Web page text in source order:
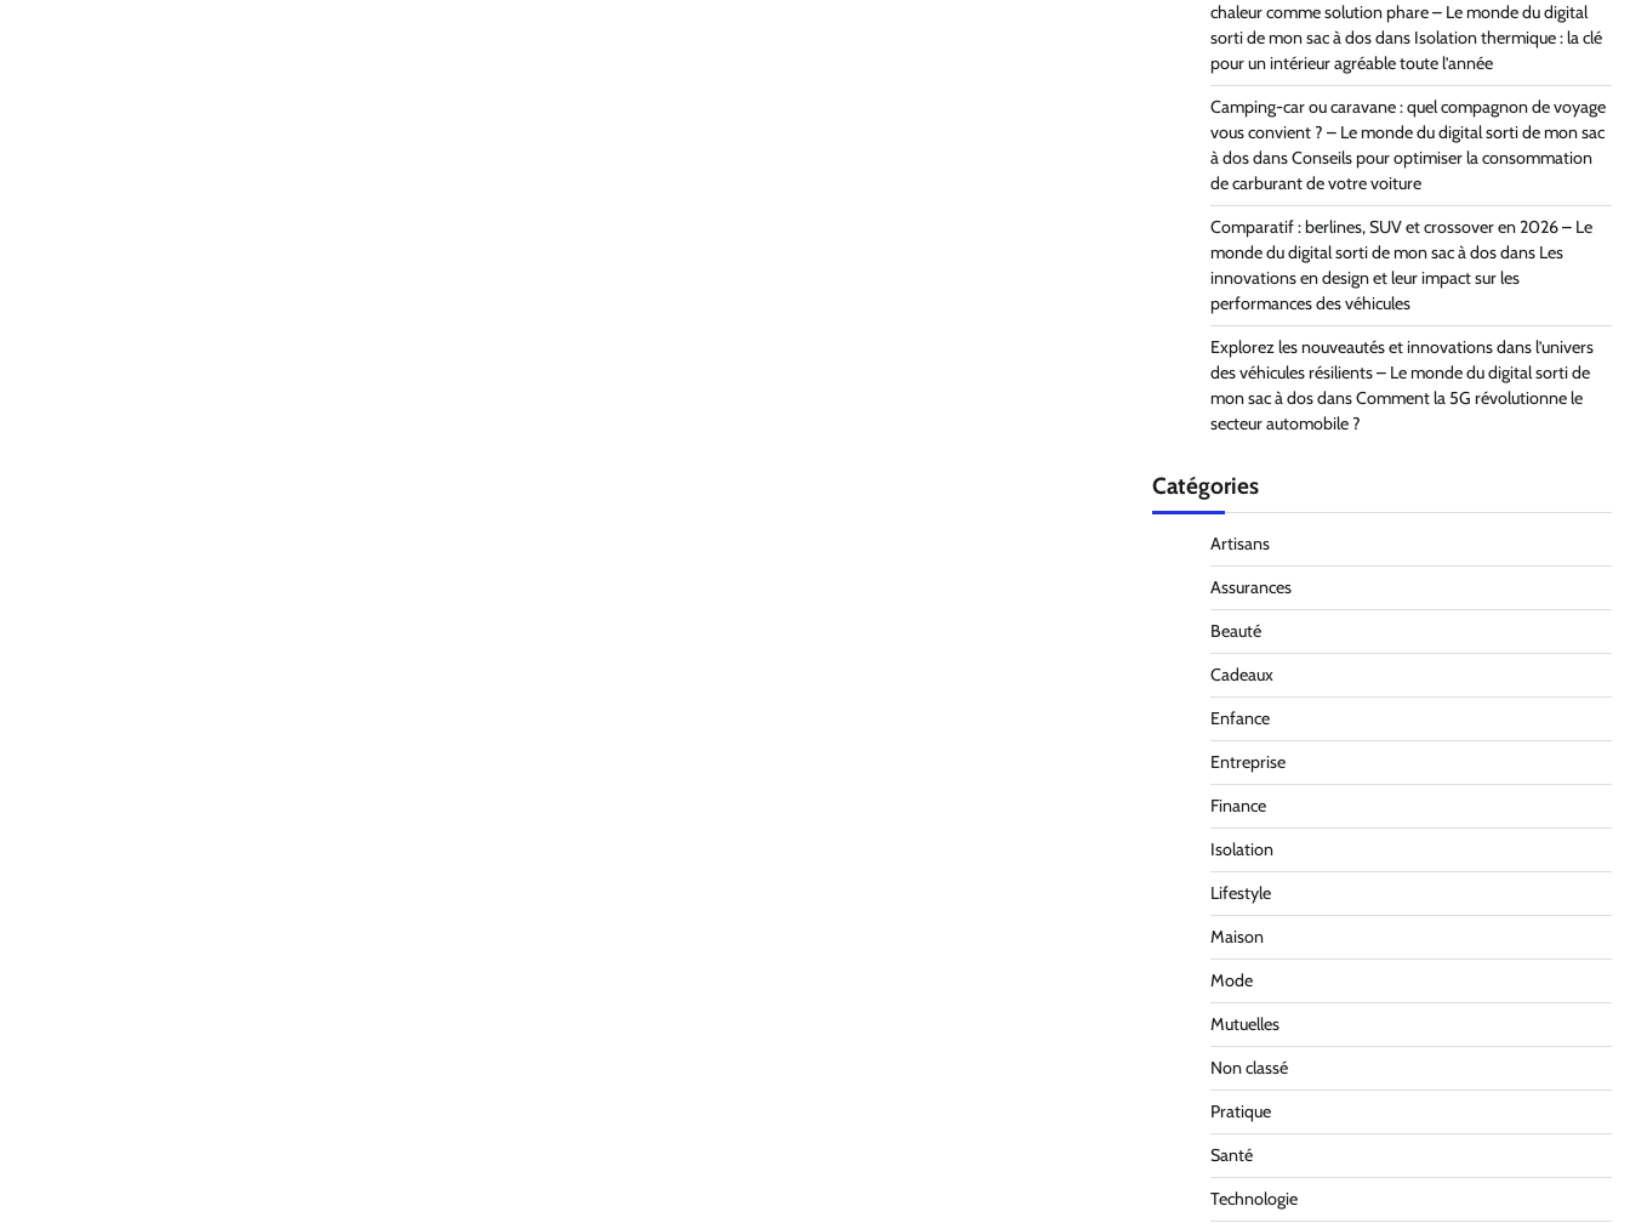
chaleur comme solution phare – Le monde du digital
sorti de mon sac à dosdans Isolation thermique : la clé
pour un intérieur agréable toute l’année
Camping-car ou caravane : quel compagnon de voyage
vous convient ? – Le monde du digital sorti de mon sac
à dosdansConseils pour optimiser la consommation
de carburant de votre voiture
Comparatif : berlines, SUV et crossover en 2026 – Le
monde du digital sorti de mon sac à dosdans Les
innovations en design et leur impact sur les
performances des véhicules
Explorez les nouveautés et innovations dans l’univers
des véhicules résilients – Le monde du digital sorti de
mon sac à dosdansComment la 5G révolutionne le
secteur automobile ?
Catégories
Artisans
Assurances
Beauté
Cadeaux
Enfance
Entreprise
Finance
Isolation
Lifestyle
Maison
Mode
Mutuelles
Non classé
Pratique
Santé
Technologie